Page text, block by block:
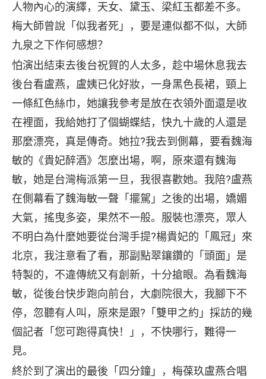
人物內心的演繹，天女、黛玉、梁紅玉都差不多。
梅大師曾說「似我者死」，要是連似都不似，大師
九泉之下作何感想？
怕演出結束去後台祝賀的人太多，趁中場休息我去
後台看盧燕，盧姨已化好妝，一身黑色長裙，頸上
一條紅色絲巾，她讓我參考是放在衣領外面還是收
在裡面，我給她打了個蝴蝶結，快九十歲的人還是
那麼漂亮，真是傳奇。她拉?我去到側幕，要看魏海
敏的《貴妃醉酒》怎麼出場，啊，原來還有魏海
敏，她是台灣梅派第一旦，我很喜歡她。我陪?盧燕
在側幕看了魏海敏一聲「擺駕」之後的出場，嬌媚
大氣，搖曳多姿，果然不一般。服裝也漂亮，眾人
不明白為什麼她要從台灣手提?楊貴妃的「鳳冠」來
北京，我注意看了看，那副點翠鑲鑽的「頭面」是
特製的，不違傳統又有創新，十分搶眼。為看魏海
敏，從後台快步跑向前台，大劇院很大，我腳下不
停，忽聽有人叫，原來是跟?「雙甲之約」採訪的幾
個記者「您可跑得真快！」，不快哪行，難得一
見。
終於到了演出的最後「四分鐘」，梅葆玖盧燕合唱